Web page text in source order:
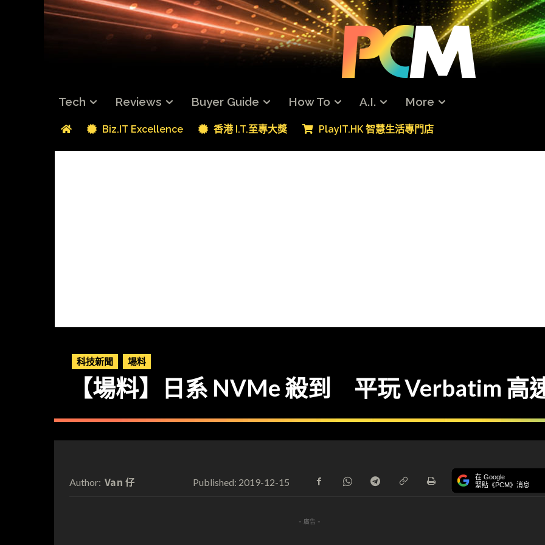
Tech Reviews Buyer Guide How To A.I. More
Biz.IT Excellence 香港 I.T.至專大獎 PlayIT.HK 智慧生活專門店
科技新聞 場料
【場料】日系 NVMe 殺到 平玩 Verbatim 高
Author: Van 仔 Published: 2019-12-15 在 Google
緊貼《PCM》消息
- 廣告 -